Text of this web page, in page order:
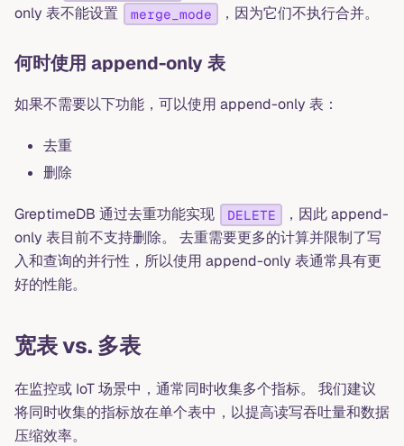
only 表不能设置
merge_mode ，因为它们不执行合并。
何时使用 append-only 表
如果不需要以下功能，可以使用 append-only 表：
去重
删除
GreptimeDB 通过去重功能实现 DELETE
，因此 append-
only 表目前不支持删除。 去重需要更多的计算并限制了写
入和查询的并行性，所以使用 append-only 表通常具有更
好的性能。
宽表 vs. 多表
在监控或 IoT 场景中，通常同时收集多个指标。 我们建议
将同时收集的指标放在单个表中，以提高读写吞吐量和数据
压缩效率。